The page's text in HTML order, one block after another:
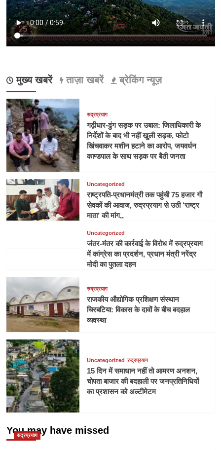
मुख्य खबरें ताज़ा खबरें ब्रेकिंग न्यूज़
रुद्रप्रयाग
गढ़ीधार-ढुंग सड़क पर उबाल: जिलाधिकारी के
निर्देशों के बाद भी नहीं खुली सड़क, फोटो
खिंचवाकर मशीन हटाने का आरोप, जयवर्धन
काण्डपाल के साथ सड़क पर बैठी जनता
Uncategorized
राष्ट्रपति-प्रधानमंत्री तक पहुंची 75 हजार गौ
सेवकों की आवाज, रुद्रप्रयाग से उठी ‘राष्ट्र
माता’ की मांग,,
Uncategorized
जंतर-मंतर की कार्रवाई के विरोध में रुद्रप्रयाग
में कांग्रेस का प्रदर्शन, प्रधान मंत्री नरेंद्र
मोदी का पुतला दहन
रुद्रप्रयाग
राजकीय औद्योगिक प्रशिक्षण संस्थान
चिरबटिया: विकास के दावों के बीच बदहाल
व्यवस्था
Uncategorized रुद्रप्रयाग
15 दिन में समाधान नहीं तो आमरण अनशन,
चोपता बाजार की बदहाली पर जनप्रतिनिधियों
का प्रशासन को अल्टीमेटम
You may have missed
रुद्रप्रयाग